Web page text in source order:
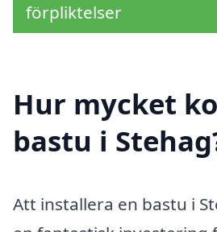
förpliktelser
Hur mycket
bastu i
Att installera en bastu i